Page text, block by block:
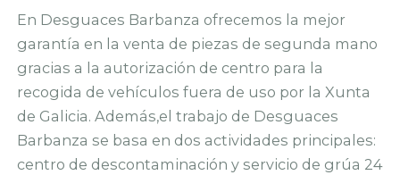
En Desguaces Barbanza ofrecemos la mejor
garantía en la venta de piezas de segunda mano
gracias a la autorización de centro para la
recogida de vehículos fuera de uso por la Xunta
de Galicia. Además,el trabajo de Desguaces
Barbanza se basa en dos actividades principales:
centro de descontaminación y servicio de grúa 24